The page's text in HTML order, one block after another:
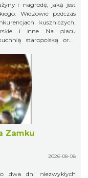
i nagrodę, jaką jest
Widzowie podczas
kuszniczych,
i inne. Na placu
staropolską oraz
Zamku
2026-08-08
dwa dni niezwykłych